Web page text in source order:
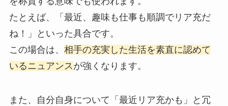
たとえば、「最近、趣味も仕事も順調でリア充だ
ね！」といった具合です。
この場合は、 相手の充実した生活を素直に認めて
いるニュアンス が強くなります。
また、自分自身について「最近リア充かも」と冗